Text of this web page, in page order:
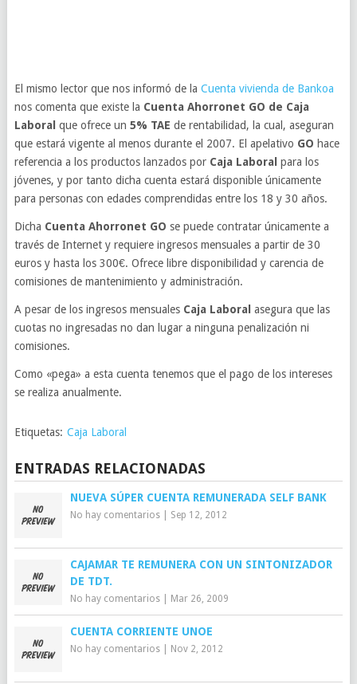
El mismo lector que nos informó de la Cuenta vivienda de Bankoa
nos comenta que existe la Cuenta Ahorronet GO de Caja
Laboral que ofrece un 5% TAE de rentabilidad, la cual, aseguran
que estará vigente al menos durante el 2007. El apelativo GO hace
referencia a los productos lanzados por Caja Laboral para los
jóvenes, y por tanto dicha cuenta estará disponible únicamente
para personas con edades comprendidas entre los 18 y 30 años.
Dicha Cuenta Ahorronet GO se puede contratar únicamente a
través de Internet y requiere ingresos mensuales a partir de 30
euros y hasta los 300€. Ofrece libre disponibilidad y carencia de
comisiones de mantenimiento y administración.
A pesar de los ingresos mensuales Caja Laboral asegura que las
cuotas no ingresadas no dan lugar a ninguna penalización ni
comisiones.
Como «pega» a esta cuenta tenemos que el pago de los intereses
se realiza anualmente.
Etiquetas: Caja Laboral
ENTRADAS RELACIONADAS
NUEVA SÚPER CUENTA REMUNERADA SELF BANK
No hay comentarios| Sep 12, 2012
CAJAMAR TE REMUNERA CON UN SINTONIZADOR
DE TDT.
No hay comentarios| Mar 26, 2009
CUENTA CORRIENTE UNOE
No hay comentarios| Nov 2, 2012